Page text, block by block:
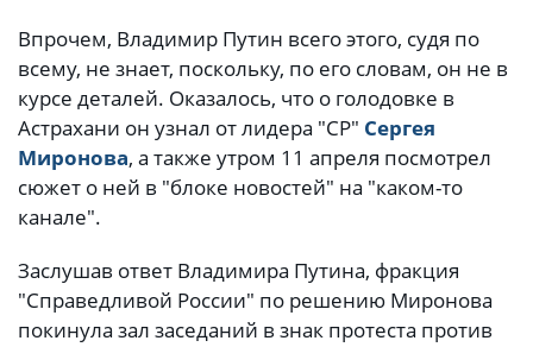
Впрочем, Владимир Путин всего этого, судя по
всему, не знает, поскольку, по его словам, он не в
курсе деталей. Оказалось, что о голодовке в
Астрахани он узнал от лидера "СР" Сергея
Миронова, а также утром 11 апреля посмотрел
сюжет о ней в "блоке новостей" на "каком-то
канале".
Заслушав ответ Владимира Путина, фракция
"Справедливой России" по решению Миронова
покинула зал заседаний в знак протеста против